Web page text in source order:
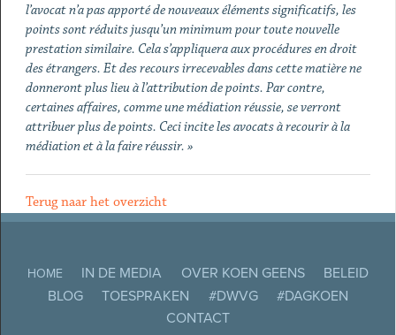
l’avocat n’a pas apporté de nouveaux éléments significatifs, les
points sont réduits jusqu’un minimum pour toute nouvelle
prestation similaire. Cela s’appliquera aux procédures en droit
des étrangers. Et des recours irrecevables dans cette matière ne
donneront plus lieu à l’attribution de points. Par contre,
certaines affaires, comme une médiation réussie, se verront
attribuer plus de points. Ceci incite les avocats à recourir à la
médiation et à la faire réussir. »
Terug naar het overzicht
HOME IN DE MEDIA OVER KOEN GEENS
BELEID
BLOG
TOESPRAKEN #DWVG
#DAGKOEN
CONTACT